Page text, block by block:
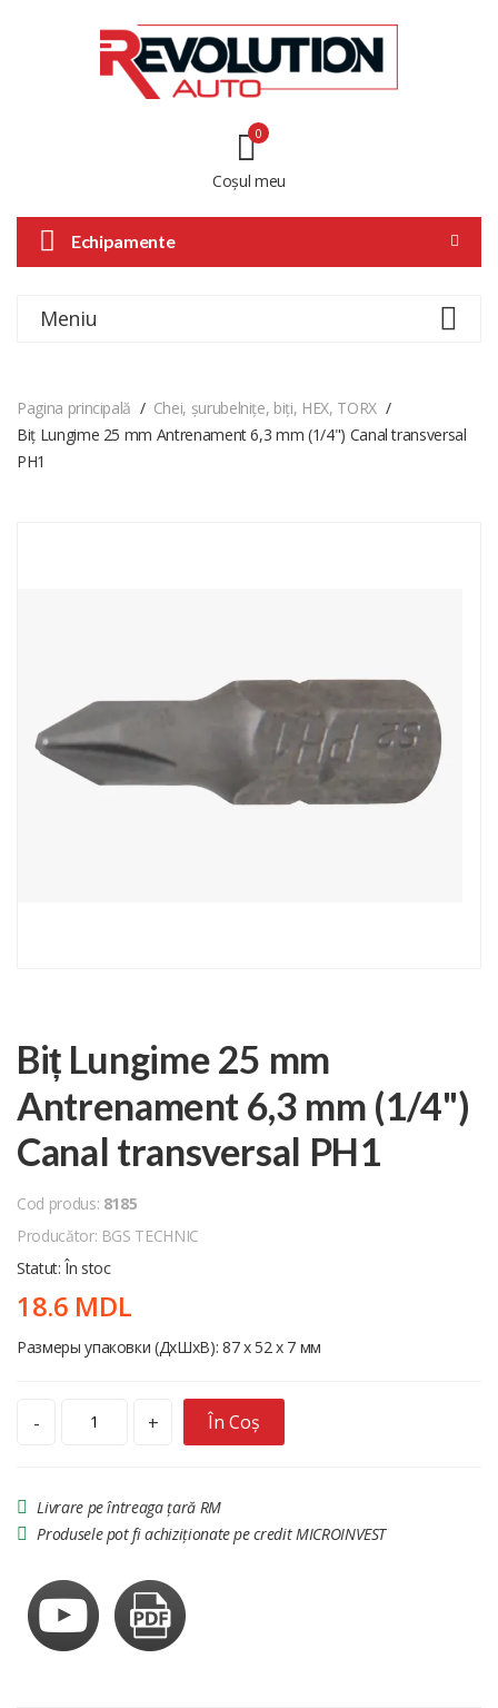
Coșul meu
0
Echipamente
Meniu
Pagina principală
Chei, șurubelnițe, biți, HEX, TORX
Biț Lungime 25 mm Antrenament 6,3 mm (1/4") Canal transversal
PH1
Biț Lungime 25 mm
Antrenament 6,3 mm (1/4")
Canal transversal PH1
Cod produs: 8185
Producător: BGS TECHNIC
Statut: În stoc
18.6 MDL
Размеры упаковки (ДхШхВ): 87 x 52 x 7 мм
- + În Coș
Livrare pe întreaga țară RM
Produsele pot fi achiziționate pe credit MICROINVEST